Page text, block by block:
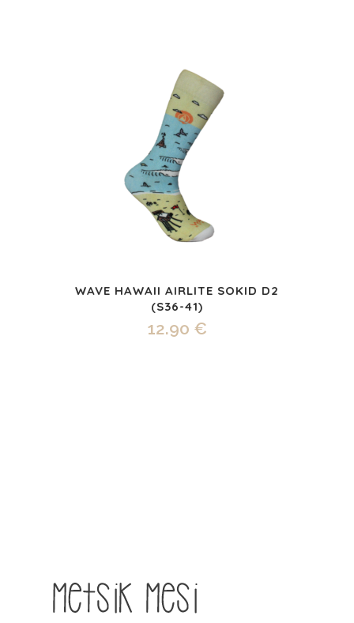
WAVE HAWAII AIRLITE SOKID D2
(S36-41)
12.90 €